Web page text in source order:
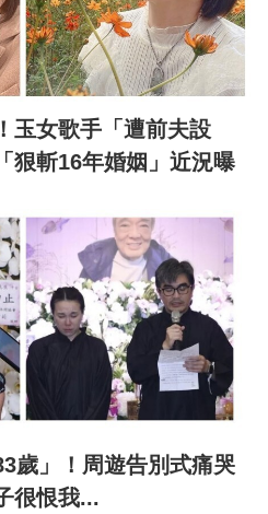
玉女歌手「遭前夫設
斬16年婚姻」近況曝
歲」！周遊告別式痛哭
很恨我...